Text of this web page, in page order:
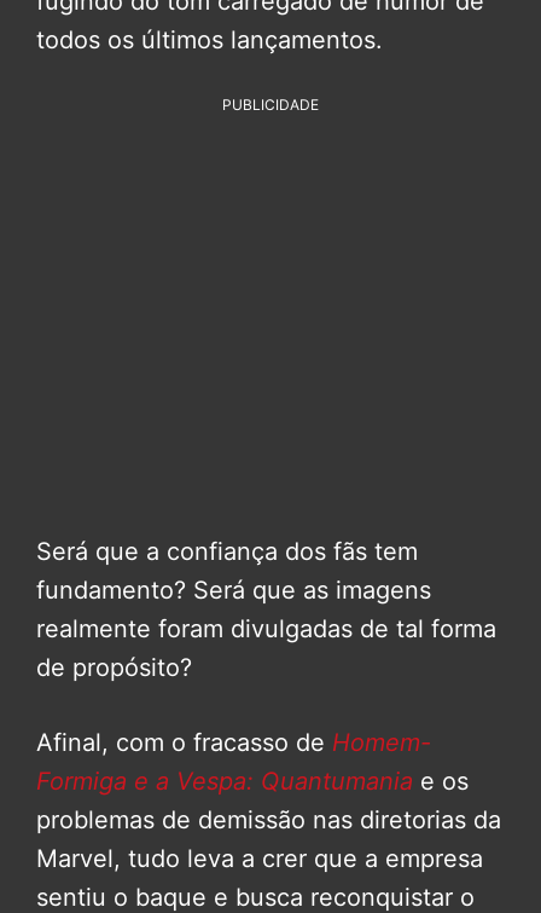
todos os últimos lançamentos.
PUBLICIDADE
Será que a confiança dos fãs tem
fundamento? Será que as imagens
realmente foram divulgadas de tal forma
de propósito?
Afinal, com o fracasso de Homem-
Formiga e a Vespa: Quantumania e os
problemas de demissão nas diretorias da
Marvel, tudo leva a crer que a empresa
sentiu o baque e busca reconquistar o